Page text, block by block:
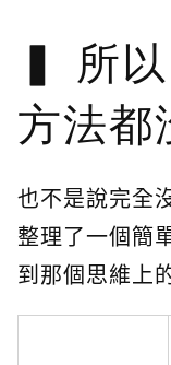
所
方法都
也不是說完全
整理了一個簡
到那個思維上